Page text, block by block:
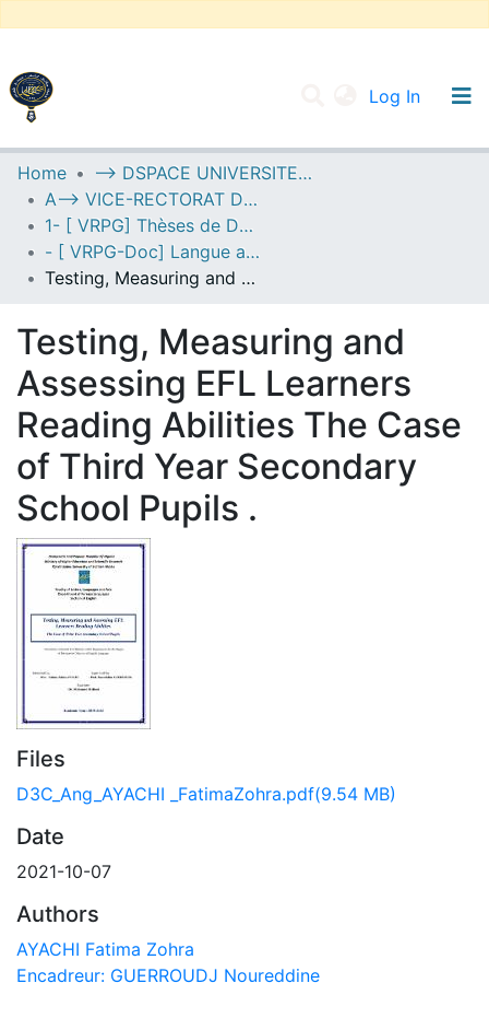
Log In
UNIVERSITY OF D.L SIDI BEL ABBES
Communities & Collections
All of DSpace
Statistics
Home
--> DSPACE UNIVERSITE DJILALLI LIABES DE SIDI BEL ABBES
A--> VICE-RECTORAT DE LA POST-GRADUATION
1- [ VRPG] Thèses de Doctorat
- [ VRPG-Doc] Langue anglaise --- لغة إنجليزية
Testing, Measuring and Assessing EFL Learners Reading Abilities The Case of Third Year Secondary School Pupils .
Testing, Measuring and
Assessing EFL Learners
Reading Abilities The Case
of Third Year Secondary
School Pupils .
Files
D3C_Ang_AYACHI _FatimaZohra.pdf(9.54 MB)
Date
2021-10-07
Authors
AYACHI Fatima Zohra
Encadreur: GUERROUDJ Noureddine